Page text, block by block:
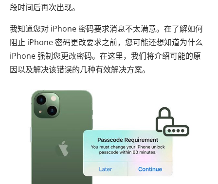
段时间后再次出现。
我知道您对 iPhone 密码要求消息不太满意。在了解如何
阻止 iPhone 密码更改要求之前，您可能还想知道为什么
iPhone 强制您更改密码。在这里，我们将介绍可能的原
因以及解决该错误的几种有效解决方案。